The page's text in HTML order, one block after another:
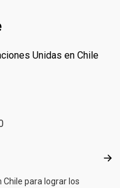
Unidas en Chile
Chile para lograr los